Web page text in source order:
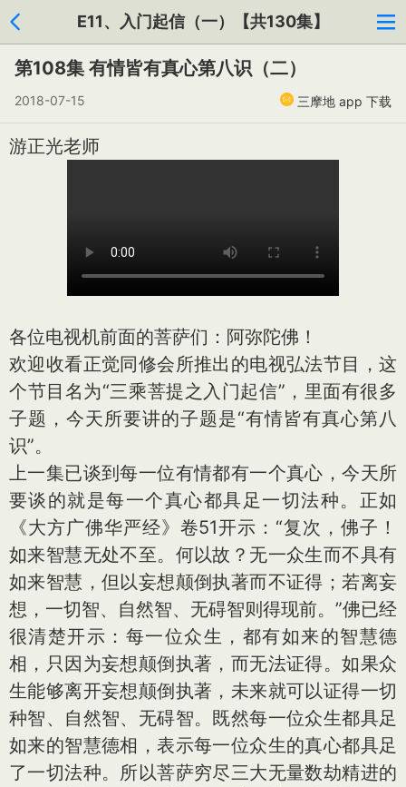
E11、入门起信（一）【共130集】
第108集 有情皆有真心第八识（二）
2018-07-15 三摩地 app 下载
游正光老师
各位电视机前面的菩萨们：阿弥陀佛！
欢迎收看正觉同修会所推出的电视弘法节目，这
个节目名为“三乘菩提之入门起信”，里面有很多
子题，今天所要讲的子题是“有情皆有真心第八
识”。
上一集已谈到每一位有情都有一个真心，今天所
要谈的就是每一个真心都具足一切法种。正如
《大方广佛华严经》卷51开示：“复次，佛子！
如来智慧无处不至。何以故？无一众生而不具有
如来智慧，但以妄想颠倒执著而不证得；若离妄
想，一切智、自然智、无碍智则得现前。”佛已经
很清楚开示：每一位众生，都有如来的智慧德
相，只因为妄想颠倒执著，而无法证得。如果众
生能够离开妄想颠倒执著，未来就可以证得一切
种智、自然智、无碍智。既然每一位众生都具足
如来的智慧德相，表示每一位众生的真心都具足
了一切法种。所以菩萨穷尽三大无量数劫精进的